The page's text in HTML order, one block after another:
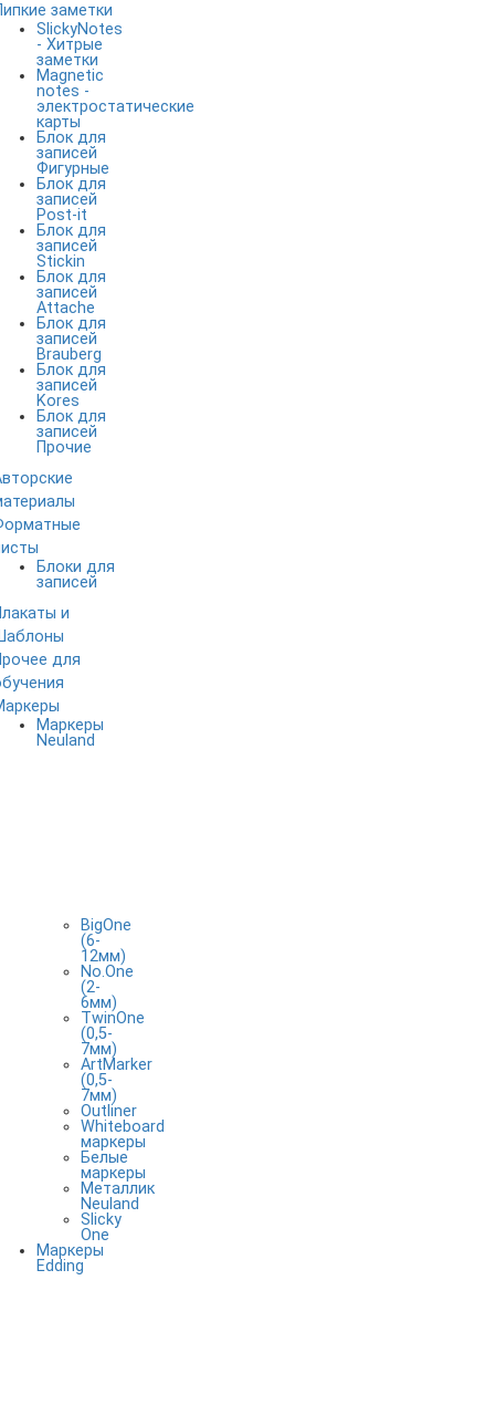
заметки
SlickyNotes
- Хитрые
заметки
Magnetic
notes -
электростатические
карты
Блок для
записей
Фигурные
Блок для
записей
Post-it
Блок для
записей
Stickin
Блок для
записей
Attache
Блок для
записей
Brauberg
Блок для
записей
Kores
Блок для
записей
Прочие
Блоки для
записей
и
для
Маркеры
Neuland
BigOne
(6-
12мм)
No.One
(2-
6мм)
TwinOne
(0,5-
7мм)
ArtMarker
(0,5-
7мм)
Outliner
Whiteboard
маркеры
Белые
маркеры
Металлик
Neuland
Slicky
One
Маркеры
Edding